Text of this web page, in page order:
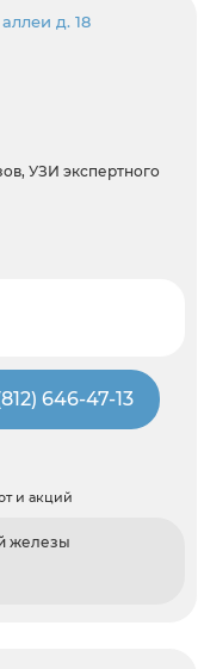
д. 18
УЗИ экспертного
646-47-13
и акций
железы